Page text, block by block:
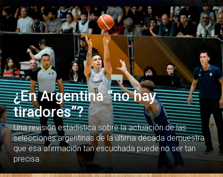
¿En Argentina “no hay
tiradores”?
Una revisión estadística sobre la actuación de las
selecciones argentinas de la última década demuestra
que esa afirmación tan escuchada puede no ser tan
precisa.